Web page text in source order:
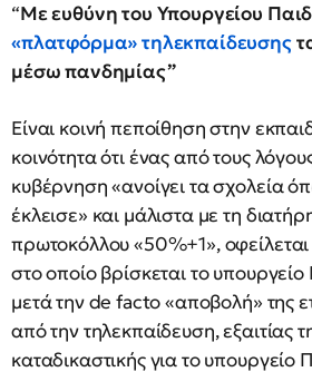
“Με ευθύνη του Υπουργείου
«πλατφόρμα» τηλεκπαίδευσης
μέσω πανδημίας”
Είναι κοινή πεποίθηση στην
κοινότητα ότι ένας από τους
κυβέρνηση «ανοίγει τα σχολεία
έκλεισε» και μάλιστα με τη
πρωτοκόλλου «50%+1»,
στο οποίο βρίσκεται το υπουργείο
μετά την de facto «αποβολή» της
από την τηλεκπαίδευση, εξαιτίας
καταδικαστικής για το υπουργείο